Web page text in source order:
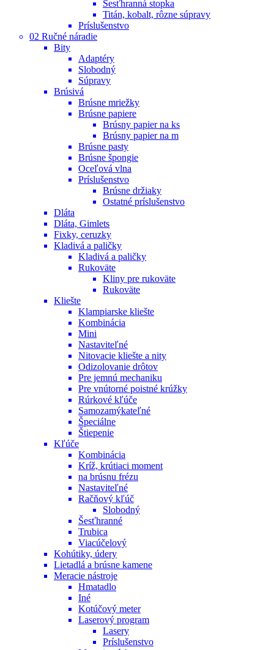
Šesťhranná stopka
Titán, kobalt, rôzne súpravy
Príslušenstvo
02 Ručné náradie
Bity
Adaptéry
Slobodný
Súpravy
Brúsivá
Brúsne mriežky
Brúsne papiere
Brúsny papier na ks
Brúsny papier na m
Brúsne pasty
Brúsne špongie
Oceľová vlna
Príslušenstvo
Brúsne držiaky
Ostatné príslušenstvo
Dláta
Dláta, Gimlets
Fixky, ceruzky
Kladivá a paličky
Kladivá a paličky
Rukoväte
Kliny pre rukoväte
Rukoväte
Kliešte
Klampiarske kliešte
Kombinácia
Mini
Nastaviteľné
Nitovacie kliešte a nity
Odizolovanie drôtov
Pre jemnú mechaniku
Pre vnútorné poistné krúžky
Rúrkové kľúče
Samozamýkateľné
Špeciálne
Štiepenie
Kľúče
Kombinácia
Kríž, krútiaci moment
na brúsnu frézu
Nastaviteľné
Račňový kľúč
Slobodný
Šesťhranné
Trubica
Viacúčelový
Kohútiky, údery
Lietadlá a brúsne kamene
Meracie nástroje
Hmatadlo
Iné
Kotúčový meter
Laserový program
Lasery
Príslušenstvo